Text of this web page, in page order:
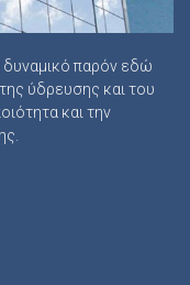
δυναμικό παρόν εδώ
ύδρευσης και του
και την